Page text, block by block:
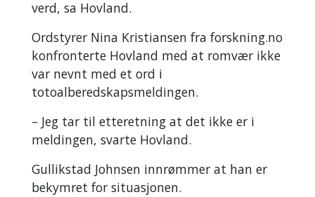
verd, sa Hovland.
Ordstyrer Nina Kristiansen fra forskning.no
konfronterte Hovland med at romvær ikke
var nevnt med et ord i
totoalberedskapsmeldingen.
– Jeg tar til etteretning at det ikke er i
meldingen, svarte Hovland.
Gullikstad Johnsen innrømmer at han er
bekymret for situasjonen.